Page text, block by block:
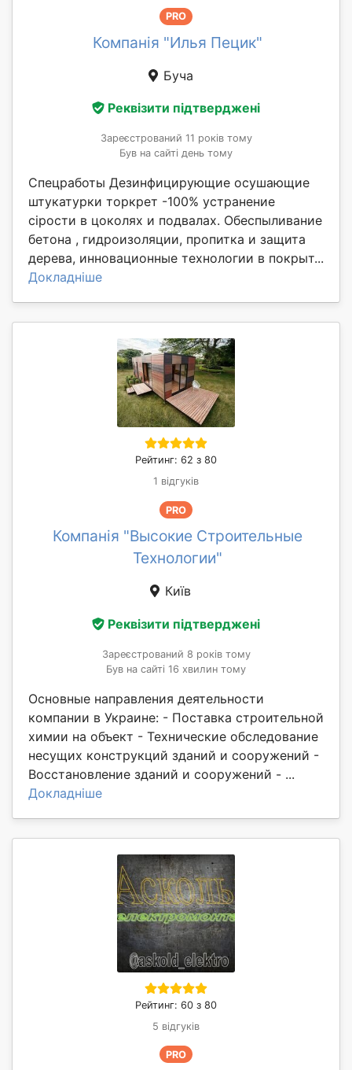
PRO
Компанія "Илья Пецик"
Буча
Реквізити підтверджені
Зареєстрований 11 років тому
Був на сайті день тому
Спецработы Дезинфицирующие осушающие
штукатурки торкрет -100% устранение
сірости в цоколях и подвалах. Обеспыливание
бетона , гидроизоляции, пропитка и защита
дерева, инновационные технологии в покрыт...
Докладніше
Рейтинг: 62 з 80
1 відгуків
PRO
Компанія "Высокие Строительные
Технологии"
Київ
Реквізити підтверджені
Зареєстрований 8 років тому
Був на сайті 16 хвилин тому
Основные направления деятельности
компании в Украине: - Поставка строительной
химии на объект - Технические обследование
несущих конструкций зданий и сооружений -
Восстановление зданий и сооружений - ...
Докладніше
Рейтинг: 60 з 80
5 відгуків
PRO